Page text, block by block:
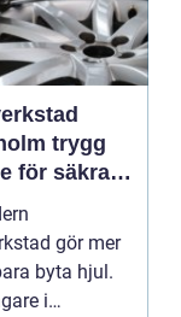
trygg
för säkra
runt
gör mer
byta hjul.
i